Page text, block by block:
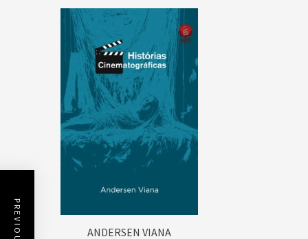
ANDERSEN VIANA